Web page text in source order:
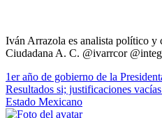
Iván Arrazola es analista político y
Ciudadana A. C. @ivarrcor
Navegación
de
1er año de gobierno de la
Resultados si; justificaciones
Estado Mexicano